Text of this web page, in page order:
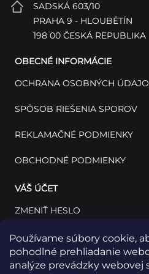
Používame súbory cookie,
pohodlné prehliadanie
analýze prevádzky webovej
SADSKÁ 603/10
PRAHA 9 - HLOUBĚTÍN
198 00 ČESKÁ REPUBLIKA
OBECNÉ INFORMÁCIE
OCHRANA OSOBNÝCH
SPÔSOB RIEŠENIA SPOROV
REKLAMAČNÉ PODMIENKY
OBCHODNÉ PODMIENKY
VÁŠ ÚČET
ZMENIŤ HESLO
VÁŠ PROFIL
VAŠE OBJEDNÁVKY